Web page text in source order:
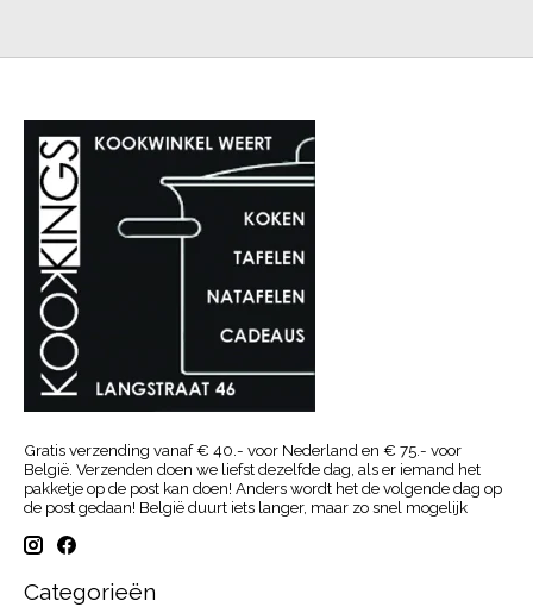
Gratis verzending vanaf € 40.- voor Nederland en € 75.- voor
België. Verzenden doen we liefst dezelfde dag, als er iemand het
pakketje op de post kan doen! Anders wordt het de volgende dag op
de post gedaan! België duurt iets langer, maar zo snel mogelijk
Categorieën